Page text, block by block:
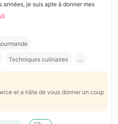
je suis apte à donner mes
Techniques culinaires ...
et a hâte de vous donner un coup